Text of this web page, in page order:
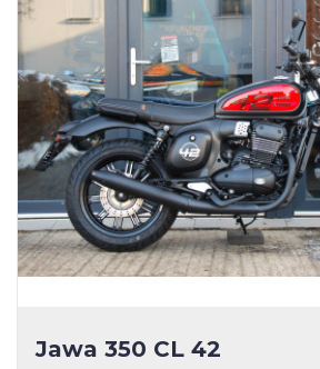
Jawa 350 CL 42